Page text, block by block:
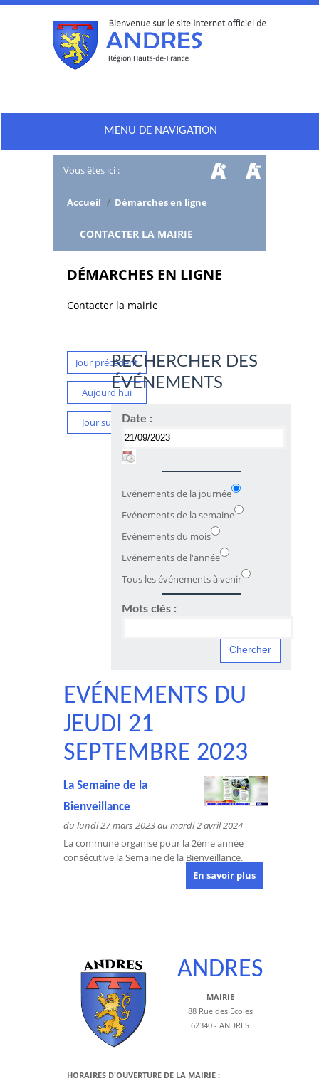
MENU DE NAVIGATION
Vous êtes ici :
Accueil / Démarches en ligne
CONTACTER LA MAIRIE
DÉMARCHES EN LIGNE
Contacter la mairie
Jour précédent
Aujourd'hui
Jour suivant
RECHERCHER DES
ÉVÉNEMENTS
Date :
Evénements de la journée
Evénements de la semaine
Evénements du mois
Evénements de l'année
Tous les événements à venir
Mots clés :
EVÉNEMENTS DU
JEUDI 21
SEPTEMBRE 2023
La Semaine de la
Bienveillance
du lundi 27 mars 2023 au mardi 2 avril 2024
La commune organise pour la 2ème année
consécutive la Semaine de la Bienveillance.
En savoir plus
ANDRES
MAIRIE
88 Rue des Ecoles
62340 - ANDRES
HORAIRES D'OUVERTURE DE LA MAIRIE :